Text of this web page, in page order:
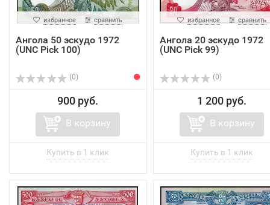
избранное сравнить
Ангола 50 эскудо 1972
(UNC Pick 100)
(0)
900 руб.
В корзину
избранное сравнить
Ангола 20 эскудо 1972
(UNC Pick 99)
(0)
1 200 руб.
В корзину